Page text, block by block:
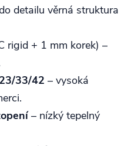
detailu věrná struktura
rigid + 1 mm korek) –
23/33/42 – vysoká
– nízký tepelný